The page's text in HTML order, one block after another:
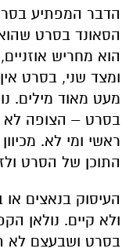
הדבר המפתיע
הסאונד בסרט
הוא מחריש
ומצד שני, בסרט
מעט מאוד מילים.
בסרט – הצופה
ראשי ומי לא.
התוכן של הסרט
העיסוק בנאצים
ולא קיים. נולאן
בסרט ושבעצם לא